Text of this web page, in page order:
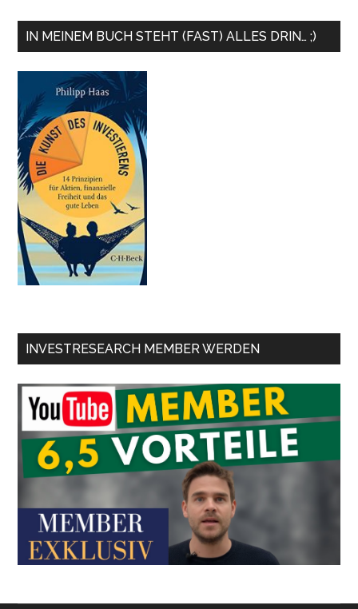
IN MEINEM BUCH STEHT (FAST) ALLES DRIN… ;)
INVESTRESEARCH MEMBER WERDEN